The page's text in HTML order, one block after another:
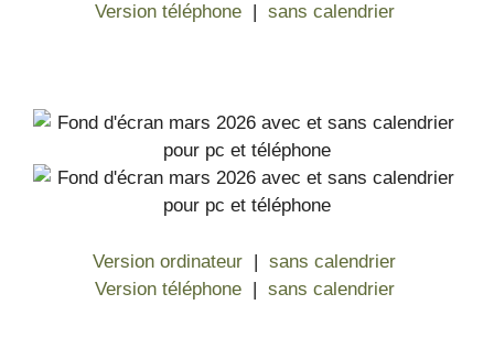
Version téléphone| sans calendrier
Version ordinateur | sans calendrier
Version téléphone| sans calendrier